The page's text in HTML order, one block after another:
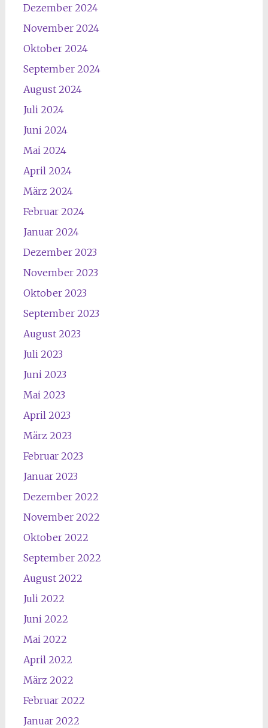
Dezember 2024
November 2024
Oktober 2024
September 2024
August 2024
Juli 2024
Juni 2024
Mai 2024
April 2024
März 2024
Februar 2024
Januar 2024
Dezember 2023
November 2023
Oktober 2023
September 2023
August 2023
Juli 2023
Juni 2023
Mai 2023
April 2023
März 2023
Februar 2023
Januar 2023
Dezember 2022
November 2022
Oktober 2022
September 2022
August 2022
Juli 2022
Juni 2022
Mai 2022
April 2022
März 2022
Februar 2022
Januar 2022